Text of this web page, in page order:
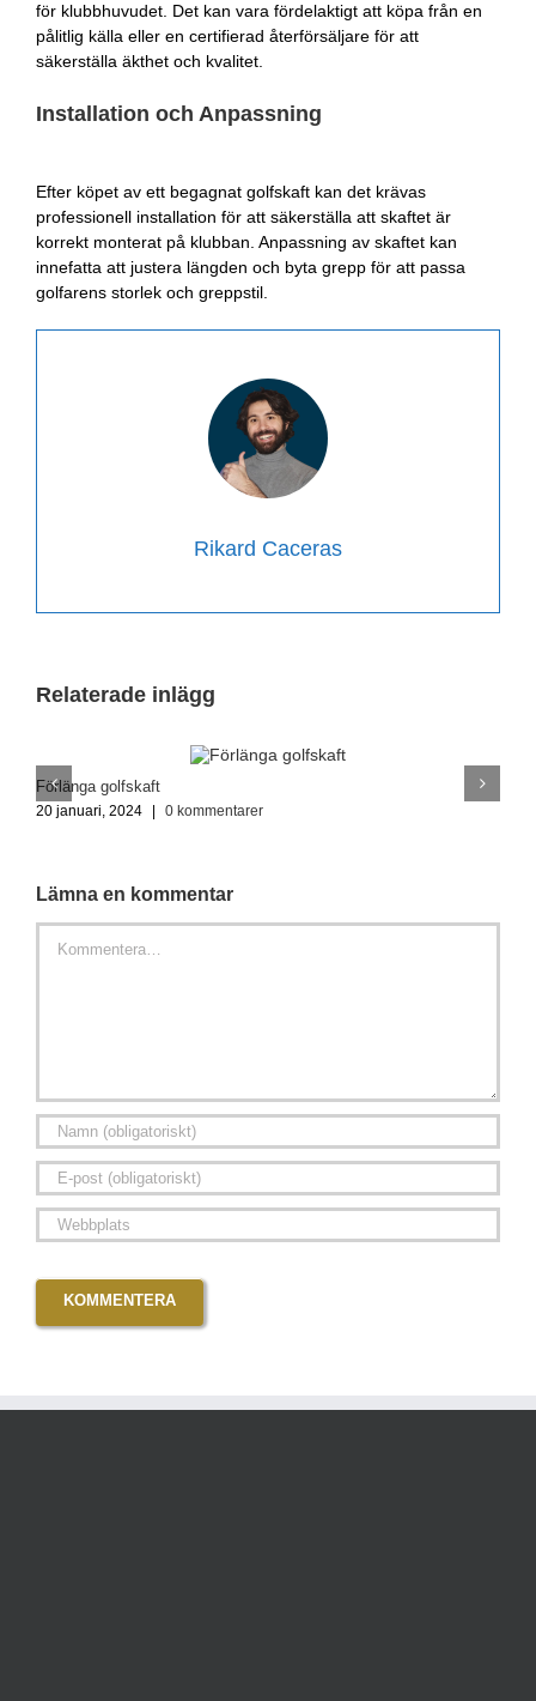
för klubbhuvudet. Det kan vara fördelaktigt att köpa från en
pålitlig källa eller en certifierad återförsäljare för att
säkerställa äkthet och kvalitet.
Installation och Anpassning
Efter köpet av ett begagnat golfskaft kan det krävas
professionell installation för att säkerställa att skaftet är
korrekt monterat på klubban. Anpassning av skaftet kan
innefatta att justera längden och byta grepp för att passa
golfarens storlek och greppstil.
Rikard Caceras
Relaterade inlägg
Förlänga golfskaft
20 januari, 2024 | 0 kommentarer
Lämna en kommentar